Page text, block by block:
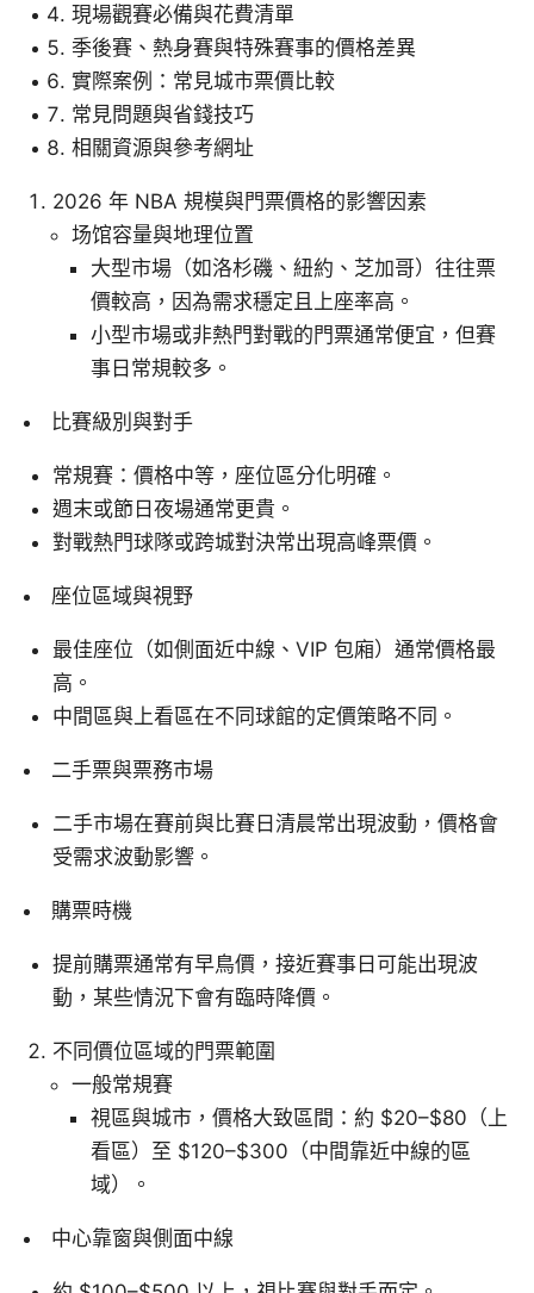
現場觀賽必備與花費清單
季後賽、熱身賽與特殊賽事的價格差異
實際案例：常見城市票價比較
常見問題與省錢技巧
相關資源與參考網址
2026 年 NBA 規模與門票價格的影響因素
场馆容量與地理位置
大型市場（如洛杉磯、紐約、芝加哥）往往票
價較高，因為需求穩定且上座率高。
小型市場或非熱門對戰的門票通常便宜，但賽
事日常規較多。
比賽級別與對手
常規賽：價格中等，座位區分化明確。
週末或節日夜場通常更貴。
對戰熱門球隊或跨城對決常出現高峰票價。
座位區域與視野
最佳座位（如側面近中線、VIP 包廂）通常價格最
高。
中間區與上看區在不同球館的定價策略不同。
二手票與票務市場
二手市場在賽前與比賽日清晨常出現波動，價格會
受需求波動影響。
購票時機
提前購票通常有早鳥價，接近賽事日可能出現波
動，某些情況下會有臨時降價。
不同價位區域的門票範圍
一般常規賽
視區與城市，價格大致區間：約 $20–$80（上
看區）至 $120–$300（中間靠近中線的區
域）。
中心靠窗與側面中線